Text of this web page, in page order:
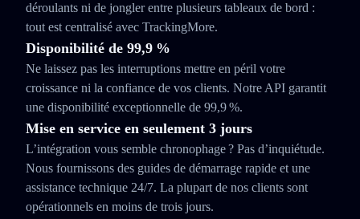
déroulants ni de jongler entre plusieurs tableaux de bord :
tout est centralisé avec TrackingMore.
Disponibilité de 99,9 %
Ne laissez pas les interruptions mettre en péril votre
croissance ni la confiance de vos clients. Notre API garantit
une disponibilité exceptionnelle de 99,9 %.
Mise en service en seulement 3 jours
L’intégration vous semble chronophage ? Pas d’inquiétude.
Nous fournissons des guides de démarrage rapide et une
assistance technique 24/7. La plupart de nos clients sont
opérationnels en moins de trois jours.